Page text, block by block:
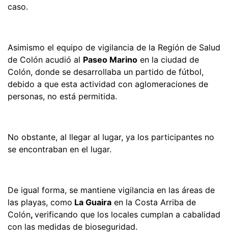
caso.
Asimismo el equipo de vigilancia de la Región de Salud
de Colón acudió al Paseo Marino en la ciudad de
Colón, donde se desarrollaba un partido de fútbol,
debido a que esta actividad con aglomeraciones de
personas, no está permitida.
No obstante, al llegar al lugar, ya los participantes no
se encontraban en el lugar.
De igual forma, se mantiene vigilancia en las áreas de
las playas, como La Guaira en la Costa Arriba de
Colón, verificando que los locales cumplan a cabalidad
con las medidas de bioseguridad.